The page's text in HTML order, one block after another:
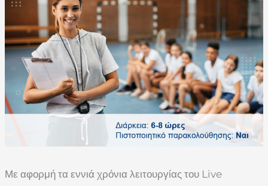
Με αφορμή τα εννιά χρόνια λειτουργίας του Live